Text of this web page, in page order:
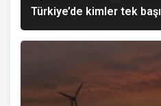
Türkiye’de kimler tek